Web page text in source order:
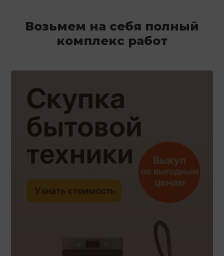
Возьмем на себя полный
комплекс работ